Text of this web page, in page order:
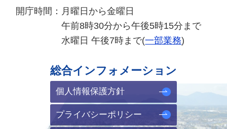
開庁時間： 月曜日から金曜日
午前8時30分から午後5時15分まで
水曜日 午後7時まで(一部業務)
総合インフォメーション
個人情報保護方針
プライバシーポリシー